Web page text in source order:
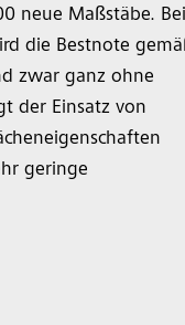
neue Maßstäbe. Bei
die Bestnote
zwar ganz ohne
der Einsatz von
geringe